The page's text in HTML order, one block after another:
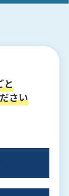
と
さい